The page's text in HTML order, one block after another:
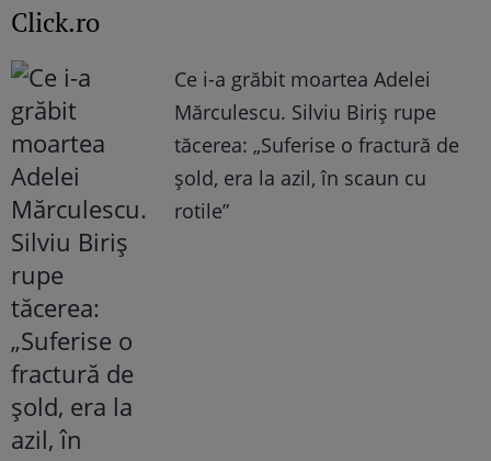
Click.ro
Ce i-a grăbit moartea Adelei
Mărculescu. Silviu Biriș rupe
tăcerea: „Suferise o fractură de
șold, era la azil, în scaun cu
rotile”